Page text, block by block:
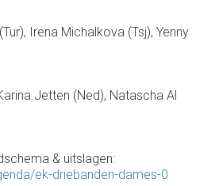
Irena Michalkova (Tsj), Yenny
Jetten (Ned), Natascha Al
& uitslagen:
ek-driebanden-dames-0